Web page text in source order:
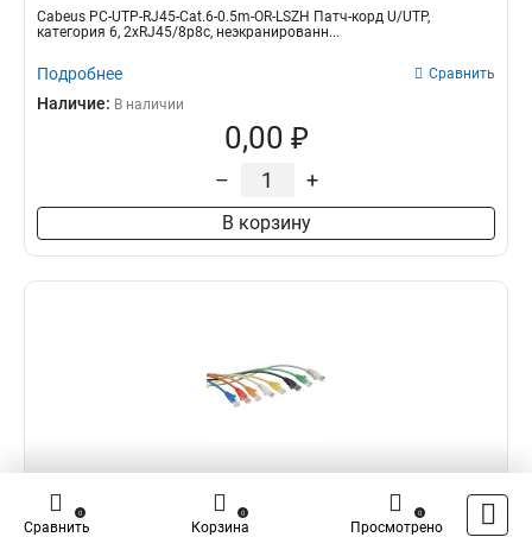
Cabeus PC-UTP-RJ45-Cat.6-0.5m-OR-LSZH Патч-корд U/UTP,
категория 6, 2xRJ45/8p8c, неэкранированн...
Подробнее Сравнить
Наличие: В наличии
0,00 ₽
– +
В корзину
Cabeus PC-UTP-RJ45-Cat.6-0.5m-YL-LSZH
Сравнить
0
Корзина
0
Просмотрено
0